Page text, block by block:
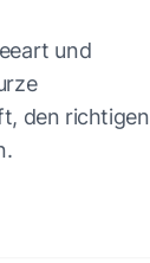
und
den richtigen